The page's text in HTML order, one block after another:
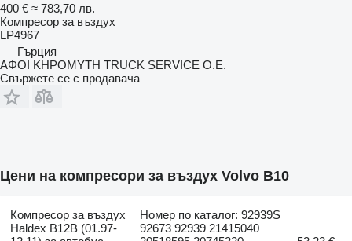
400 € ≈ 783,70 лв.
Компресор за въздух
LP4967
Гърция
ΑΦΟΙ ΚΗΡΟΜΥΤΗ TRUCK SERVICE Ο.Ε.
Свържете се с продавача
Цени на компресори за въздух Volvo B10
Компресор за въздух
Haldex B12B (01.97-
Номер по каталог: 92939S
92673 92939 21415040